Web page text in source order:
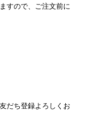
すので、ご注文前に
だち登録よろしくお